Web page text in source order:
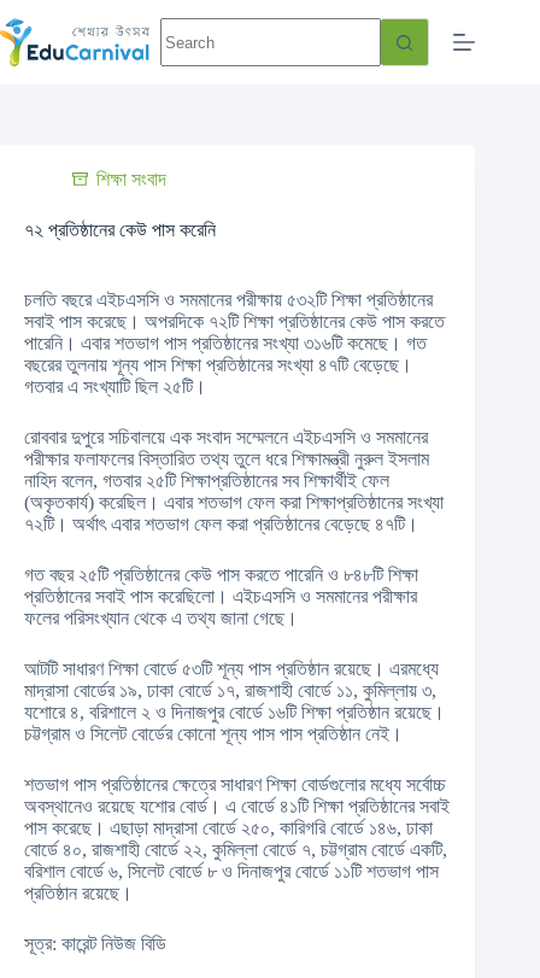
শিক্ষা সংবাদ
৭২ প্রতিষ্ঠানের কেউ পাস করেনি
চলতি বছরে এইচএসসি ও সমমানের পরীক্ষায় ৫৩২টি শিক্ষা প্রতিষ্ঠানের
সবাই পাস করেছে। অপরদিকে ৭২টি শিক্ষা প্রতিষ্ঠানের কেউ পাস করতে
পারেনি। এবার শতভাগ পাস প্রতিষ্ঠানের সংখ্যা ৩১৬টি কমেছে। গত
বছরের তুলনায় শূন্য পাস শিক্ষা প্রতিষ্ঠানের সংখ্যা ৪৭টি বেড়েছে।
গতবার এ সংখ্যাটি ছিল ২৫টি।
রোববার দুপুরে সচিবালয়ে এক সংবাদ সম্মেলনে এইচএসসি ও সমমানের
পরীক্ষার ফলাফলের বিস্তারিত তথ্য তুলে ধরে শিক্ষামন্ত্রী নুরুল ইসলাম
নাহিদ বলেন, গতবার ২৫টি শিক্ষাপ্রতিষ্ঠানের সব শিক্ষার্থীই ফেল
(অকৃতকার্য) করেছিল। এবার শতভাগ ফেল করা শিক্ষাপ্রতিষ্ঠানের সংখ্যা
৭২টি। অর্থাৎ এবার শতভাগ ফেল করা প্রতিষ্ঠানের বেড়েছে ৪৭টি।
গত বছর ২৫টি প্রতিষ্ঠানের কেউ পাস করতে পারেনি ও ৮৪৮টি শিক্ষা
প্রতিষ্ঠানের সবাই পাস করেছিলো। এইচএসসি ও সমমানের পরীক্ষার
ফলের পরিসংখ্যান থেকে এ তথ্য জানা গেছে।
আটটি সাধারণ শিক্ষা বোর্ডে ৫৩টি শূন্য পাস প্রতিষ্ঠান রয়েছে। এরমধ্যে
মাদ্রাসা বোর্ডের ১৯, ঢাকা বোর্ডে ১৭, রাজশাহী বোর্ডে ১১, কুমিল্লায় ৩,
যশোরে ৪, বরিশালে ২ ও দিনাজপুর বোর্ডে ১৬টি শিক্ষা প্রতিষ্ঠান রয়েছে।
চট্টগ্রাম ও সিলেট বোর্ডের কোনো শূন্য পাস পাস প্রতিষ্ঠান নেই।
শতভাগ পাস প্রতিষ্ঠানের ক্ষেত্রে সাধারণ শিক্ষা বোর্ডগুলোর মধ্যে সর্বোচ্চ
অবস্থানেও রয়েছে যশোর বোর্ড। এ বোর্ডে ৪১টি শিক্ষা প্রতিষ্ঠানের সবাই
পাস করেছে। এছাড়া মাদ্রাসা বোর্ডে ২৫০, কারিগরি বোর্ডে ১৪৬, ঢাকা
বোর্ডে ৪০, রাজশাহী বোর্ডে ২২, কুমিল্লা বোর্ডে ৭, চট্টগ্রাম বোর্ডে একটি,
বরিশাল বোর্ডে ৬, সিলেট বোর্ডে ৮ ও দিনাজপুর বোর্ডে ১১টি শতভাগ পাস
প্রতিষ্ঠান রয়েছে।
সূত্র: কারেন্ট নিউজ বিডি